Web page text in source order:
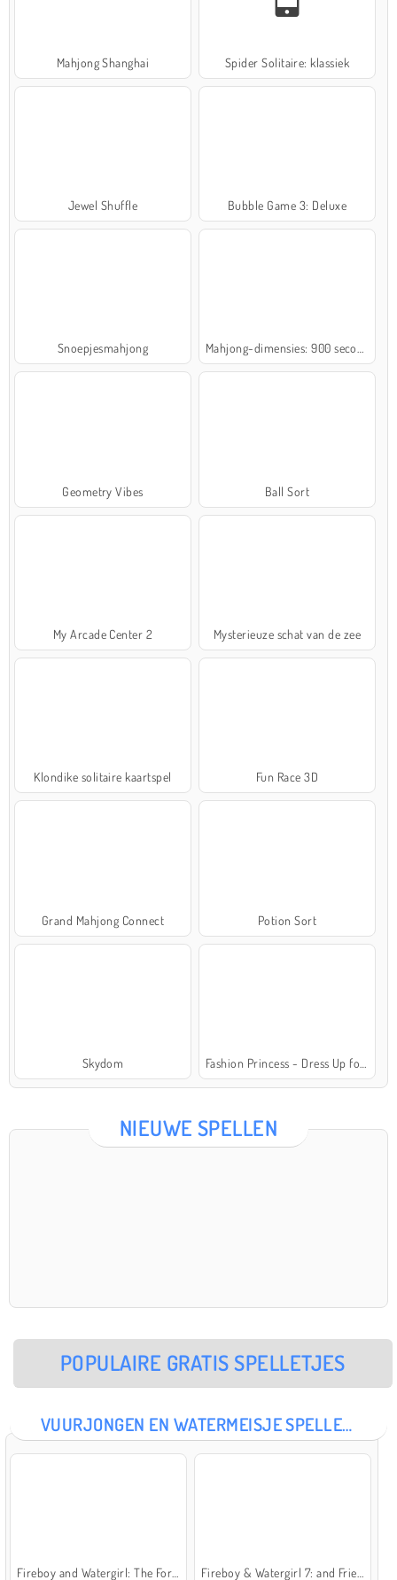
Mahjong Shanghai Spider Solitaire: klassiek
Jewel Shuffle Bubble Game 3: Deluxe
Snoepjesmahjong
Geometry Vibes Ball Sort
My Arcade Center 2 Mysterieuze schat van de zee
Klondike solitaire kaartspel Fun Race 3D
Grand Mahjong Connect Potion Sort
Skydom
NIEUWE SPELLEN
POPULAIRE GRATIS SPELLETJES
VUURJONGEN EN WATERMEISJE SPELLETJES